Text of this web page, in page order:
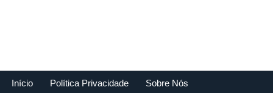
Início Política Privacidade
Sobre Nós